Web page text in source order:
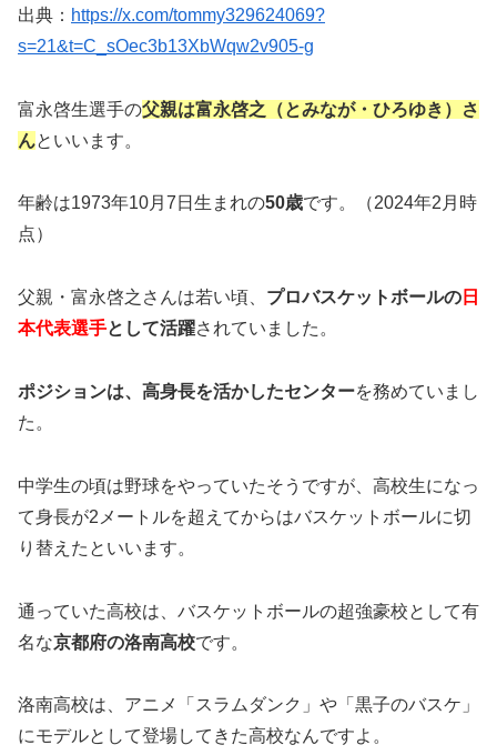
出典： https://x.com/tommy329624069?
s=21&t=C_sOec3b13XbWqw2v905-g
富永啓生選手の父親は富永啓之（とみなが・ひろゆき）さ
んといいます。
年齢は1973年10月7日生まれの50歳です。（2024年2月時
点）
父親・富永啓之さんは若い頃、 プロバスケットボールの 日
本代表選手として活躍されていました。
ポジションは、高身長を活かしたセンターを務めていまし
た。
中学生の頃は野球をやっていたそうですが、高校生になっ
て身長が2メートルを超えてからはバスケットボールに切
り替えたといいます。
通っていた高校は、バスケットボールの超強豪校として有
名な京都府の洛南高校です。
洛南高校は、アニメ「スラムダンク」や「黒子のバスケ」
にモデルとして登場してきた高校なんですよ。